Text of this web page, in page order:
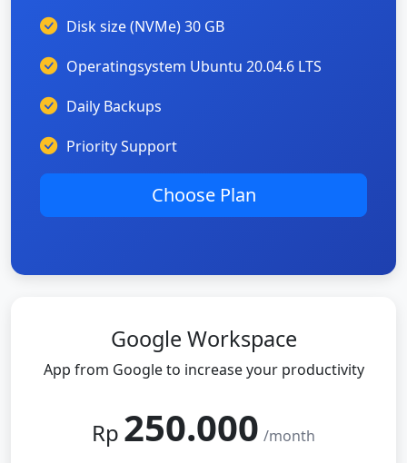
Disk size (NVMe) 30 GB
Operatingsystem Ubuntu 20.04.6 LTS
Daily Backups
Priority Support
Choose Plan
Google Workspace
App from Google to increase your productivity
Rp 250.000 /month